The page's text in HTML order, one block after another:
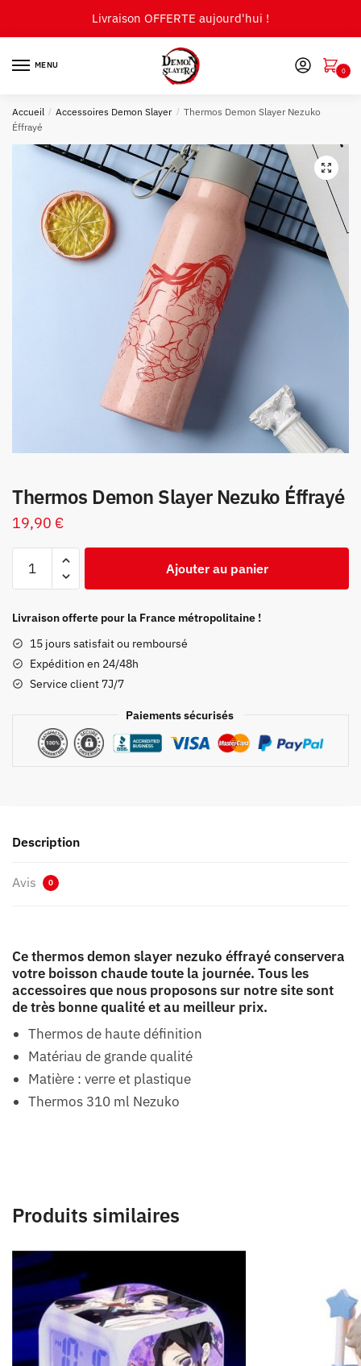
Livraison OFFERTE aujourd'hui !
MENU
0
Accueil / Accessoires Demon Slayer / Thermos Demon Slayer Nezuko
Éffrayé
🔍
Thermos Demon Slayer Nezuko Éffrayé
19,90 €
Demon
Nezuko
Éffrayé
Ajouter au panier
Livraison offerte pour la France métropolitaine !
15 jours satisfait ou remboursé
Expédition en 24/48h
Service client 7J/7
Paiements sécurisés
Description
Avis 0
Ce thermos demon slayer nezuko éffrayé conservera
votre boisson chaude toute la journée. Tous les
accessoires que nous proposons sur notre site sont
de très bonne qualité et au meilleur prix.
Thermos de haute définition
Matériau de grande qualité
Matière : verre et plastique
Thermos 310 ml Nezuko
Produits similaires